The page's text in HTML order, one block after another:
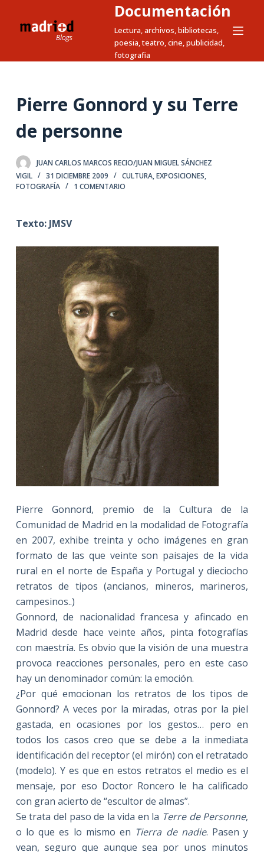
t
n
d
o
Documentación
Lectura, archivos, bibliotecas,
poesia, teatro, cine, publicidad,
fotografia
Pierre Gonnord y su Terre
de personne
JUAN CARLOS MARCOS RECIO/JUAN MIGUEL SÁNCHEZ
VIGIL
31 DICIEMBRE 2009 CULTURA,EXPOSICIONES,
FOTOGRAFÍA
1 COMENTARIO
Texto: JMSV
Pierre Gonnord, premio de la Cultura de la
Comunidad de Madrid en la modalidad de Fotografía
en 2007, exhibe treinta y ocho imágenes en gran
formato de las que veinte son paisajes de la vida
rural en el norte de España y Portugal y dieciocho
retratos de tipos (ancianos, mineros, marineros,
campesinos..)
Gonnord, de nacionalidad francesa y afincado en
Madrid desde hace veinte años, pinta fotografías
con maestría. Es obvio que la visión de una muestra
provoca reacciones personales, pero en este caso
hay un denominador común: la emoción.
¿Por qué emocionan los retratos de los tipos de
Gonnord? A veces por la miradas, otras por la piel
gastada, en ocasiones por los gestos… pero en
todos los casos creo que se debe a la inmediata
identificación del receptor (el mirón) con el retratado
(modelo). Y es que en estos retratos el medio es el
mensaje, por eso Doctor Roncero le ha calificado
con gran acierto de “escultor de almas”.
Se trata del paso de la vida en la Terrede Personne,
o lo que es lo mismo en Tierra de nadie. Pasen y
vean, seguro que aunque sea por unos minutos